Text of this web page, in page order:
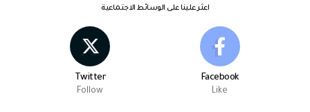
اعثر علينا على الوسائط الاجتماعية
Facebook
Like
Twitter
Follow